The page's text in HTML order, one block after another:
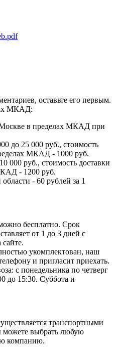
оставьте его первым.
МКАД:
Москве в пределах МКАД при
до 25 000 руб., стоимость
МКАД - 1000 руб.
000 руб., стоимость доставки
- 1200 руб.
- 60 рублей за 1
можно бесплатно. Срок
от 1 до 3 дней с
укомплектован, наш
и пригласит приехать.
с понедельника по четверг
до 15:30. Суббота и
транспортными
можете выбрать любую
компанию.